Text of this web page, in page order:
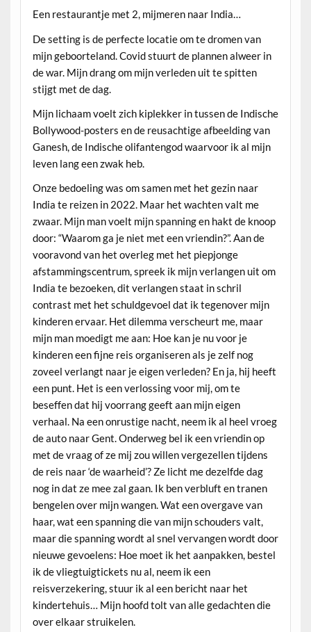
Een restaurantje met 2, mijmeren naar India…
De setting is de perfecte locatie om te dromen van
mijn geboorteland. Covid stuurt de plannen alweer in
de war. Mijn drang om mijn verleden uit te spitten
stijgt met de dag.
Mijn lichaam voelt zich kiplekker in tussen de Indische
Bollywood-posters en de reusachtige afbeelding van
Ganesh, de Indische olifantengod waarvoor ik al mijn
leven lang een zwak heb.
Onze bedoeling was om samen met het gezin naar
India te reizen in 2022. Maar het wachten valt me
zwaar. Mijn man voelt mijn spanning en hakt de knoop
door: “Waarom ga je niet met een vriendin?”. Aan de
vooravond van het overleg met het piepjonge
afstammingscentrum, spreek ik mijn verlangen uit om
India te bezoeken, dit verlangen staat in schril
contrast met het schuldgevoel dat ik tegenover mijn
kinderen ervaar. Het dilemma verscheurt me, maar
mijn man moedigt me aan: Hoe kan je nu voor je
kinderen een fijne reis organiseren als je zelf nog
zoveel verlangt naar je eigen verleden? En ja, hij heeft
een punt. Het is een verlossing voor mij, om te
beseffen dat hij voorrang geeft aan mijn eigen
verhaal. Na een onrustige nacht, neem ik al heel vroeg
de auto naar Gent. Onderweg bel ik een vriendin op
met de vraag of ze mij zou willen vergezellen tijdens
de reis naar ‘de waarheid’? Ze licht me dezelfde dag
nog in dat ze mee zal gaan. Ik ben verbluft en tranen
bengelen over mijn wangen. Wat een overgave van
haar, wat een spanning die van mijn schouders valt,
maar die spanning wordt al snel vervangen wordt door
nieuwe gevoelens: Hoe moet ik het aanpakken, bestel
ik de vliegtuigtickets nu al, neem ik een
reisverzekering, stuur ik al een bericht naar het
kindertehuis… Mijn hoofd tolt van alle gedachten die
over elkaar struikelen.